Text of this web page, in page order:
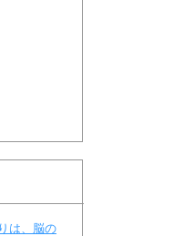
は、脳の